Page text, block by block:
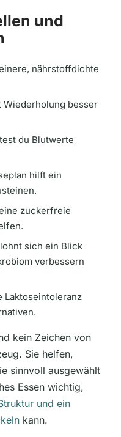
und
nährstoffdichte
Wiederholung besser
du Blutwerte
hilft ein
zuckerfreie
sich ein Blick
verbessern
Laktoseintoleranz
kein Zeichen von
Sie helfen,
sinnvoll ausgewählt
Essen wichtig,
und ein
kann.